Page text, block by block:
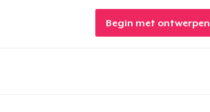
Begin met ontwerpen